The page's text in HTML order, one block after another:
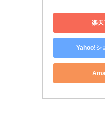
楽
Yahoo!シ